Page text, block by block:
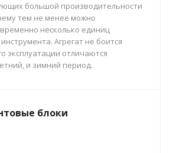
большой производительности
тем не менее можно
несколько единиц
Агрегат не боится
эксплуатации отличаются
и зимний период.
блоки